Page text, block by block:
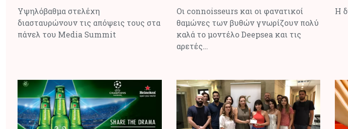
Υψηλόβαθμα στελέχη
διασταυρώνουν τις απόψεις τους στα
πάνελ του Media Summit
Οι connoisseurs και οι φανατικοί
θαμώνες των βυθών γνωρίζουν πολύ
καλά το μοντέλο Deepsea και τις
αρετές…
Η